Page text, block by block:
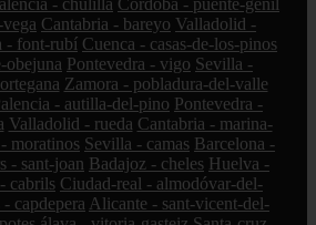
- chulilla Córdoba - puente-genil
Cantabria - bareyo Valladolid -
- font-rubí Cuenca - casas-de-los-pinos
obejuna Pontevedra - vigo Sevilla -
Zamora - pobladura-del-valle
- autilla-del-pino Pontevedra -
Valladolid - rueda Cantabria - marina-
moratinos Sevilla - camas Barcelona -
- sant-joan Badajoz - cheles Huelva -
cabrils Ciudad-real - almodóvar-del-
capdepera Alicante - sant-vicent-del-